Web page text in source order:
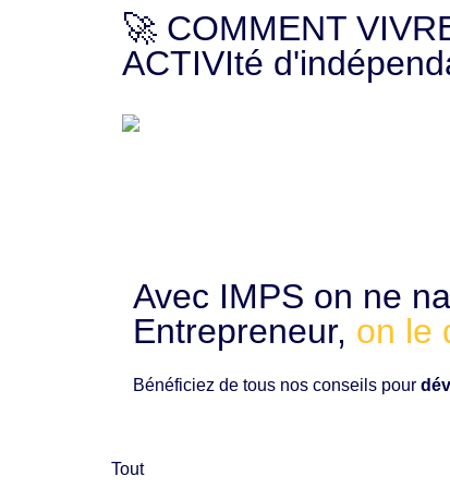
🚀 COMMENT
ACTIVIté
Avec IMPS on ne
Entrepreneur, on le
Bénéficiez de tous nos conseils pour
Tout